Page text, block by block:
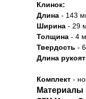
Клинок:
Длина - 143
Ширина - 29
Толщина - 4
Твердость -
Длина
Комплект -
Материалы